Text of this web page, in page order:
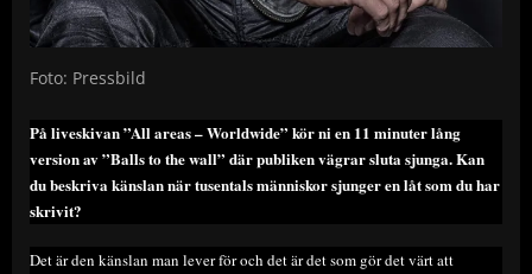
Foto: Pressbild
På liveskivan ”All areas – Worldwide” kör ni en 11 minuter lång
version av ”Balls to the wall” där publiken vägrar sluta sjunga. Kan
du beskriva känslan när tusentals människor sjunger en låt som du har
skrivit?
Det är den känslan man lever för och det är det som gör det värt att